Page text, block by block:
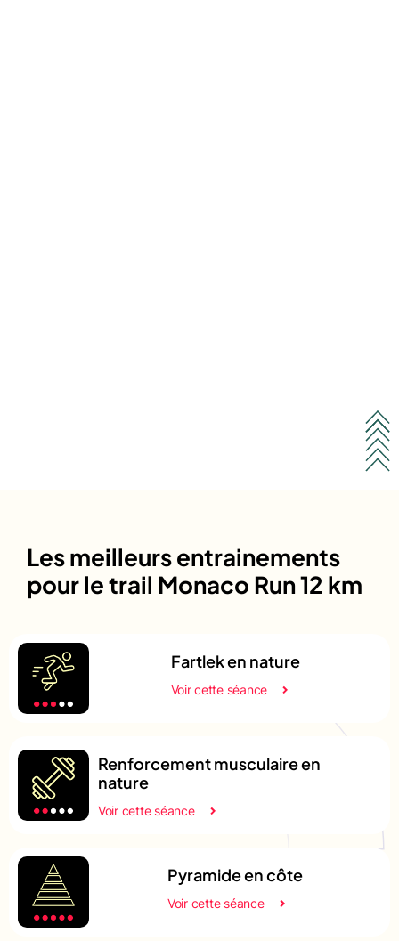
Les meilleurs entrainements
pour le trail Monaco Run 12 km
Fartlek en nature
Voir cette séance
Renforcement musculaire en
nature
Voir cette séance
Pyramide en côte
Voir cette séance